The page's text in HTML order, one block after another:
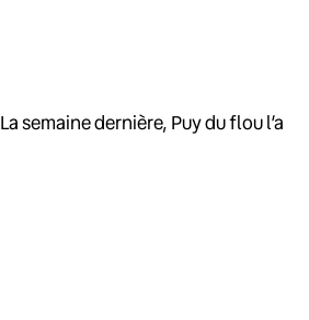
La semaine dernière, Puy du flou l’a